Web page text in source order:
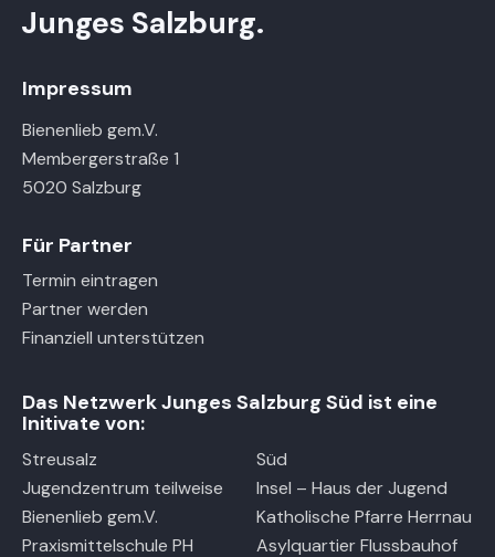
Junges Salzburg.
Impressum
Bienenlieb gem.V.
Membergerstraße 1
5020 Salzburg
Für Partner
Termin eintragen
Partner werden
Finanziell unterstützen
Das Netzwerk Junges Salzburg Süd ist eine
Initivate von:
Streusalz
Jugendzentrum teilweise
Bienenlieb gem.V.
Praxismittelschule PH
Süd
Insel – Haus der Jugend
Katholische Pfarre Herrnau
Asylquartier Flussbauhof